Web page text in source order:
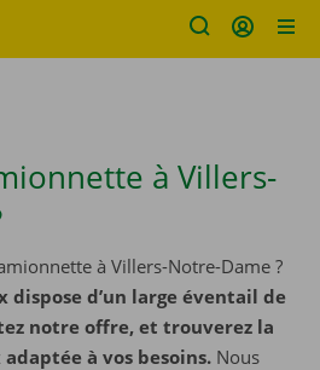
à Villers-
à Villers-Notre-Dame ?
dispose d’un large éventail de
notre offre, et trouverez la
à vos besoins. Nous